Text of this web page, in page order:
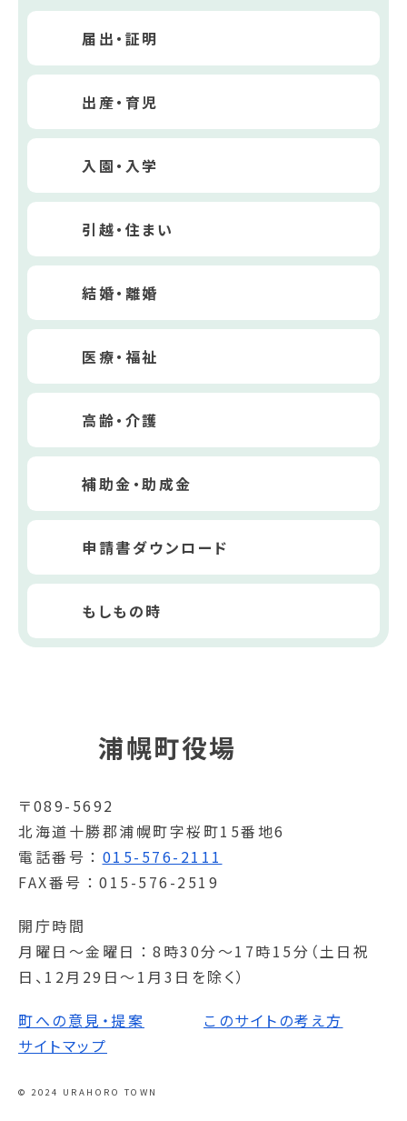
届出・証明
出産・育児
入園・入学
引越・住まい
結婚・離婚
医療・福祉
高齢・介護
補助金・助成金
申請書ダウンロード
もしもの時
浦幌町役場
〒089-5692
北海道十勝郡浦幌町字桜町15番地6
電話番号
015-576-2111
FAX番号
015-576-2519
開庁時間
月曜日～金曜日
8時30分～17時15分（土日祝
日、12月29日～1月3日を除く）
町への意見・提案
このサイトの考え方
サイトマップ
© 2024 URAHORO TOWN